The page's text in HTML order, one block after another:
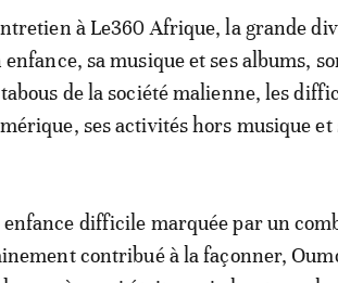
à Le360 Afrique, la grande
enfance, sa musique et ses albums,
de la société malienne, les
ses activités hors musique
enfance difficile marquée par un
contribué à la façonner,